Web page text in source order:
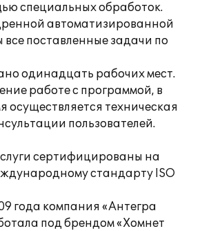
специальных обработок.
автоматизированной
поставленные задачи по
одинадцать рабочих мест.
работе с программой, в
осуществляется техническая
пользователей.
сертифицированы на
стандарту ISO
года компания «Антегра
под брендом «Хомнет